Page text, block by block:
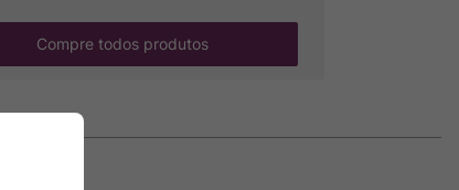
Compre todos produtos